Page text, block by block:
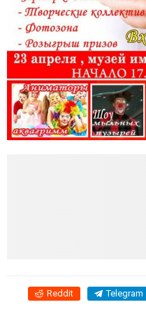
Reddit Telegram